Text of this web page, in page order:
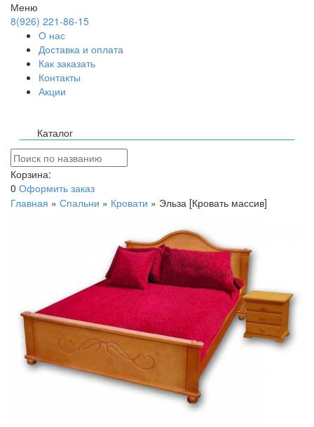
Меню
8(926) 221-86-15
О нас
Доставка и оплата
Как заказать
Контакты
Акции
Каталог
Корзина:
0 Оформить заказ
Главная » Спальни » Кровати » Эльза [Кровать массив]